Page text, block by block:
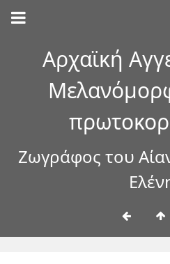
Αρχαϊκή
Ζωγράφος του